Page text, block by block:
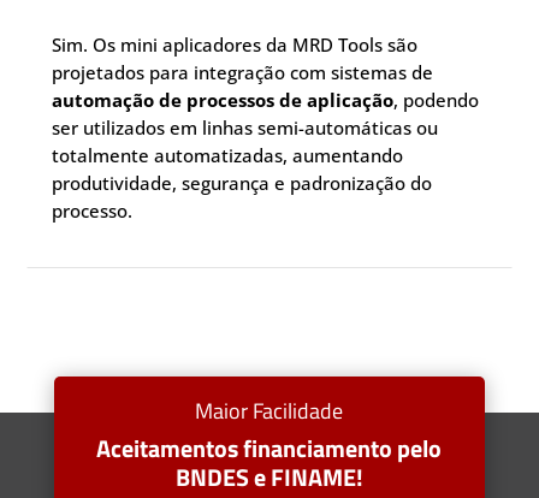
Sim. Os mini aplicadores da MRD Tools são
projetados para integração com sistemas de
automação de processos de aplicação, podendo
ser utilizados em linhas semi-automáticas ou
totalmente automatizadas, aumentando
produtividade, segurança e padronização do
processo.
Maior Facilidade
Aceitamentos financiamento pelo
BNDES e FINAME!